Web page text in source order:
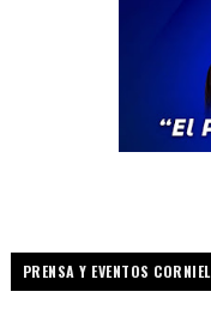
PRENSA Y EVENTOS CORNIEL